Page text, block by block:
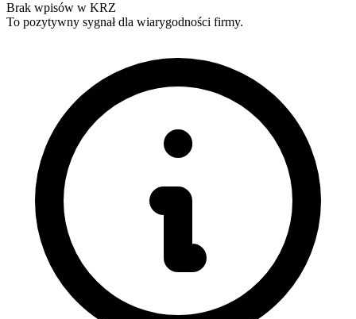
Brak wpisów w KRZ
To pozytywny sygnał dla wiarygodności firmy.